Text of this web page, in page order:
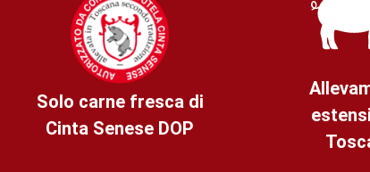
Solo carne fresca di
Cinta Senese DOP